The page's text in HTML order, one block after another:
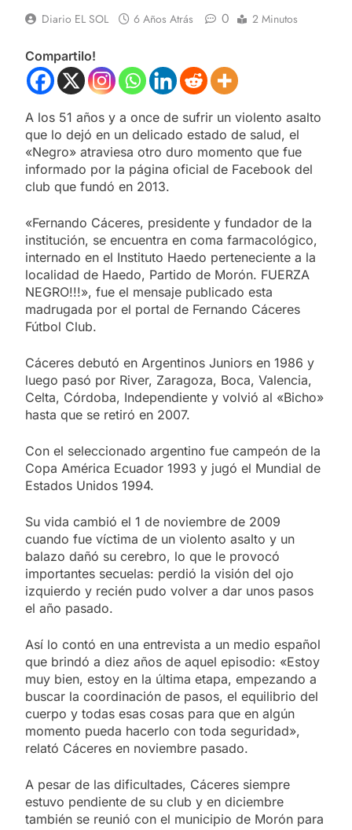
Diario EL SOL 6 Años Atrás 0 2 Minutos
Compartilo!
A los 51 años y a once de sufrir un violento asalto
que lo dejó en un delicado estado de salud, el
«Negro» atraviesa otro duro momento que fue
informado por la página oficial de Facebook del
club que fundó en 2013.
«Fernando Cáceres, presidente y fundador de la
institución, se encuentra en coma farmacológico,
internado en el Instituto Haedo perteneciente a la
localidad de Haedo, Partido de Morón. FUERZA
NEGRO!!!», fue el mensaje publicado esta
madrugada por el portal de Fernando Cáceres
Fútbol Club.
Cáceres debutó en Argentinos Juniors en 1986 y
luego pasó por River, Zaragoza, Boca, Valencia,
Celta, Córdoba, Independiente y volvió al «Bicho»
hasta que se retiró en 2007.
Con el seleccionado argentino fue campeón de la
Copa América Ecuador 1993 y jugó el Mundial de
Estados Unidos 1994.
Su vida cambió el 1 de noviembre de 2009
cuando fue víctima de un violento asalto y un
balazo dañó su cerebro, lo que le provocó
importantes secuelas: perdió la visión del ojo
izquierdo y recién pudo volver a dar unos pasos
el año pasado.
Así lo contó en una entrevista a un medio español
que brindó a diez años de aquel episodio: «Estoy
muy bien, estoy en la última etapa, empezando a
buscar la coordinación de pasos, el equilibrio del
cuerpo y todas esas cosas para que en algún
momento pueda hacerlo con toda seguridad»,
relató Cáceres en noviembre pasado.
A pesar de las dificultades, Cáceres siempre
estuvo pendiente de su club y en diciembre
también se reunió con el municipio de Morón para